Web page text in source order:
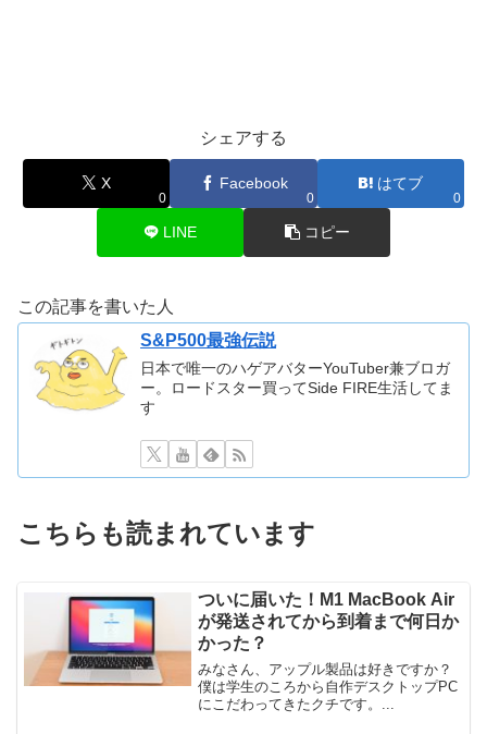
シェアする
X
0
Facebook
0
はてブ
0
LINE コピー
この記事を書いた人
S&P500最強伝説
日本で唯一のハゲアバターYouTuber兼ブロガ
ー。ロードスター買ってSide FIRE生活してま
す
こちらも読まれています
ついに届いた！M1 MacBook Air
が発送されてから到着まで何日か
かった？
みなさん、アップル製品は好きですか？
僕は学生のころから自作デスクトップPC
にこだわってきたクチです。...